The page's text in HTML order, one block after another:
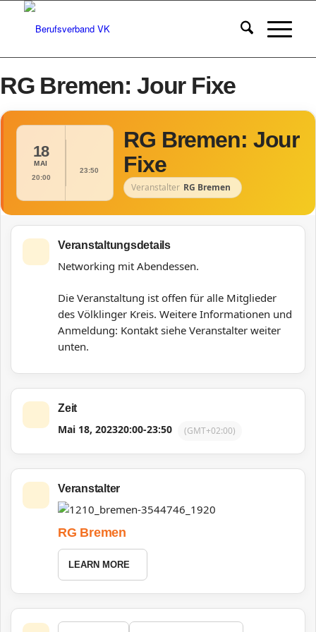
RG Bremen: Jour Fixe
18
MAI
20:00
23:50
RG Bremen: Jour
Fixe
Veranstalter RG Bremen
Veranstaltungsdetails
Networking mit Abendessen.
Die Veranstaltung ist offen für alle Mitglieder
des Völklinger Kreis. Weitere Informationen und
Anmeldung: Kontakt siehe Veranstalter weiter
unten.
Zeit
Mai 18, 202320:00-23:50 (GMT+02:00)
Veranstalter
RG Bremen
LEARN MORE